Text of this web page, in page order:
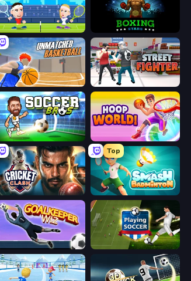
Tennis Masters Boxing Stars
Unmatched Basketball Street Fighter Simulator
Soccer Bros Hoop World 3D
Cricket Clash
Top
Smash Badminton
Goalkeeper Wiz Playing Soccer